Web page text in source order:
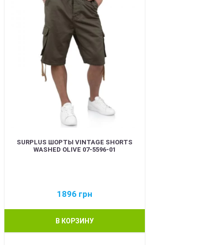
SURPLUS ШОРТЫ VINTAGE SHORTS
WASHED OLIVE 07-5596-01
1896 грн
В КОРЗИНУ